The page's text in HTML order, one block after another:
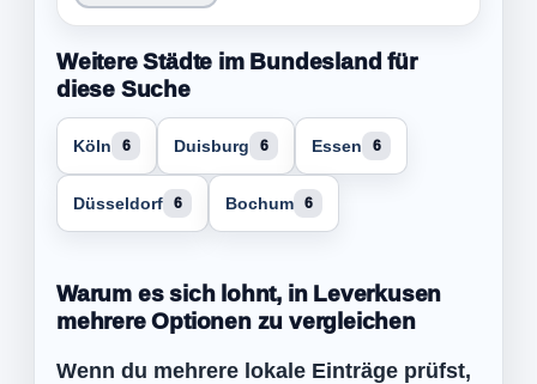
Weitere Städte im Bundesland für
diese Suche
Köln 6 Duisburg 6 Essen 6
Düsseldorf 6 Bochum 6
Warum es sich lohnt, in Leverkusen
mehrere Optionen zu vergleichen
Wenn du mehrere lokale Einträge prüfst,